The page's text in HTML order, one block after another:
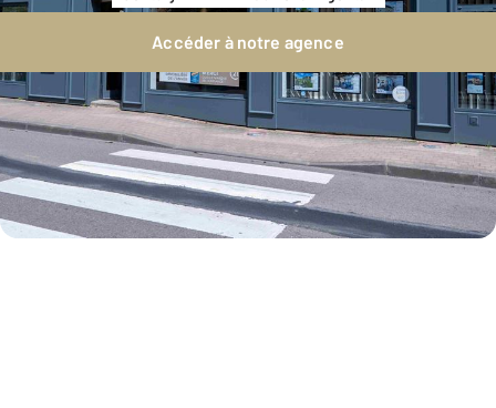
Accéder à notre agence